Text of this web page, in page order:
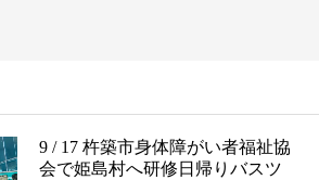
9 / 17 杵築市身体障がい者福祉協
会で姫島村へ研修日帰りバスツ